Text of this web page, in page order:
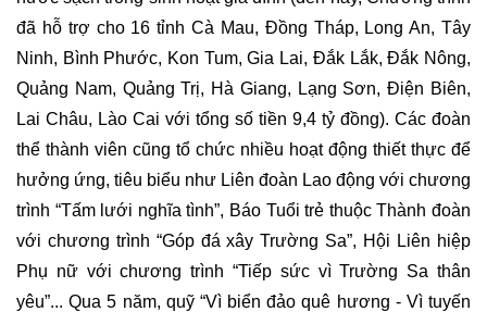
đã hỗ trợ cho 16 tỉnh Cà Mau, Đồng Tháp, Long An, Tây
Ninh, Bình Phước, Kon Tum, Gia Lai, Đắk Lắk, Đắk Nông,
Quảng Nam, Quảng Trị, Hà Giang, Lạng Sơn, Điện Biên,
Lai Châu, Lào Cai với tổng số tiền 9,4 tỷ đồng). Các đoàn
thể thành viên cũng tổ chức nhiều hoạt động thiết thực để
hưởng ứng, tiêu biểu như Liên đoàn Lao động với chương
trình “Tấm lưới nghĩa tình”, Báo Tuổi trẻ thuộc Thành đoàn
với chương trình “Góp đá xây Trường Sa”, Hội Liên hiệp
Phụ nữ với chương trình “Tiếp sức vì Trường Sa thân
yêu”... Qua 5 năm, quỹ “Vì biển đảo quê hương - Vì tuyến